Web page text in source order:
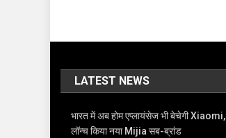
LATEST NEWS
भारत में अब होम एप्लायंसेज भी बेचेगी Xiaomi,
लॉन्च किया नया Mijia सब-ब्रांड